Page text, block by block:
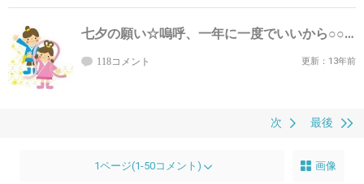
七夕の願い☆嗚呼、一年に一度でいいから○○…
118コメント 更新：13年前
最後
次
1ページ(1-50コメント) 画像